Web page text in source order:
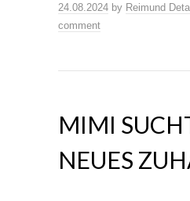
24.08.2024 by Reimund
comment
MIMI
NEUES